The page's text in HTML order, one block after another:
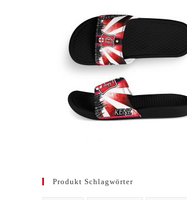
Produkt Schlagwörter